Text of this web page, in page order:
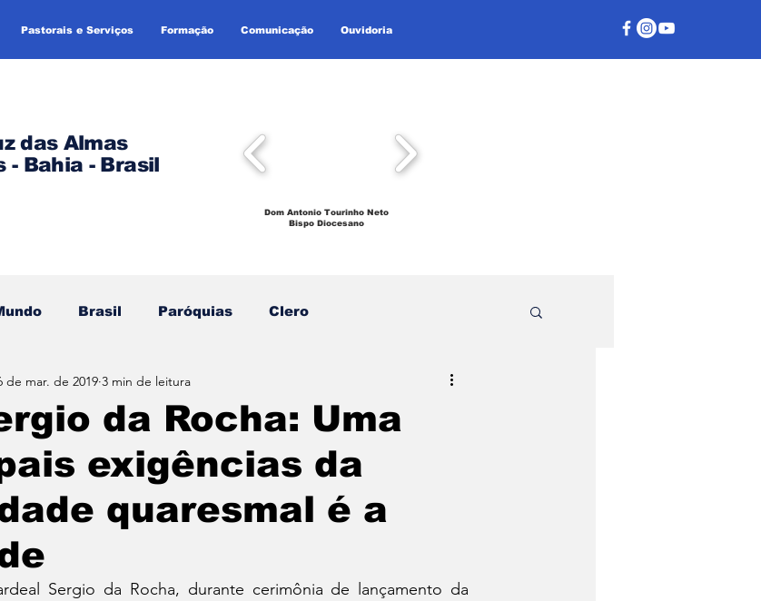
Pastorais e Serviços Formação Comunicação Ouvidoria
das Almas
- Bahia - Brasil
Dom Antonio Tourinho Neto
Bispo Diocesano
Brasil Paróquias Clero
da Rocha: Uma
exigências da
quaresmal é a
de mar. de 2019 3 min de leitura
Sergio da Rocha, durante cerimônia de lançamento da